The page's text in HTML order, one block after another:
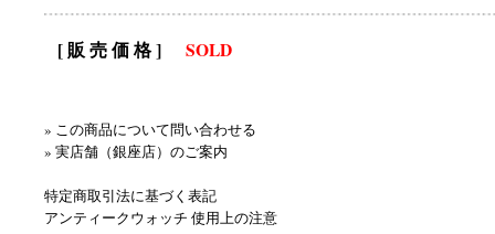
[ 販 売 価 格 ] SOLD
» この商品について問い合わせる
» 実店舗（銀座店）のご案内
特定商取引法に基づく表記
アンティークウォッチ 使用上の注意